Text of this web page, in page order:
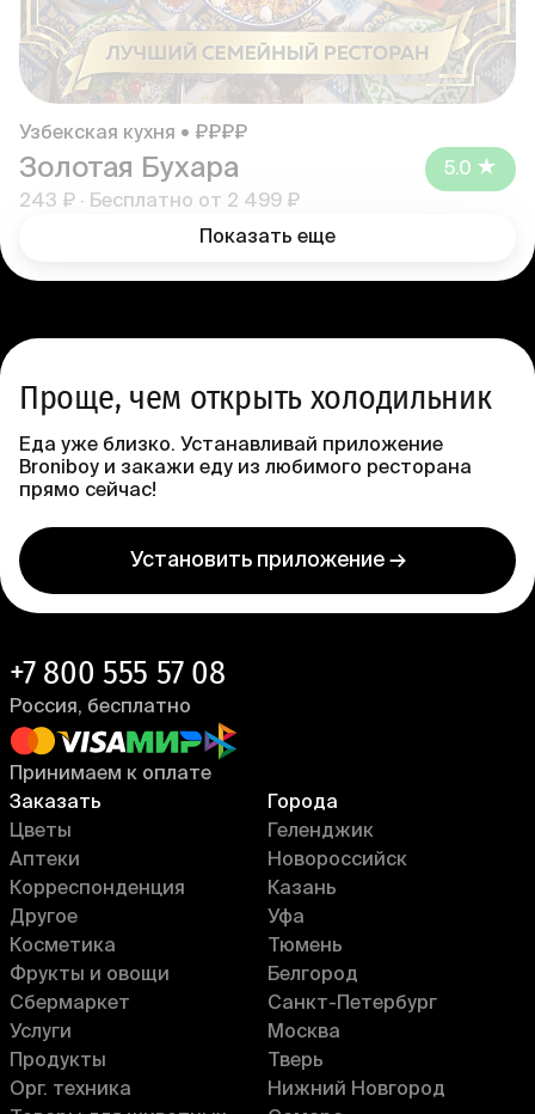
Узбекская кухня • ₽₽₽₽
Золотая Бухара
243 ₽ · Бесплатно от 2 499 ₽
5.0
Показать еще
Проще, чем открыть холодильник
Еда уже близко. Устанавливай приложение
Broniboy и закажи еду из любимого ресторана
прямо сейчас!
Установить приложение →
Заказать
Цветы
Аптеки
Корреспонденция
Другое
Косметика
Фрукты и овощи
Сбермаркет
Услуги
Продукты
Орг. техника
Города
Геленджик
Новороссийск
Казань
Уфа
Тюмень
Белгород
Санкт-Петербург
Москва
Тверь
Нижний Новгород
+7 800 555 57 08
Россия, бесплатно
Принимаем к оплате